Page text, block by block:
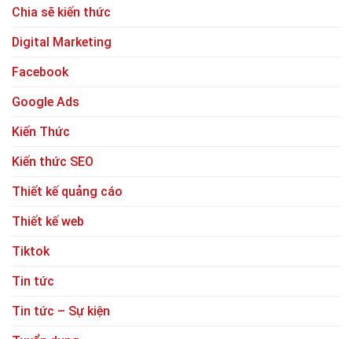
Chia sẽ kiến thức
Digital Marketing
Facebook
Google Ads
Kiến Thức
Kiến thức SEO
Thiết kế quảng cáo
Thiết kế web
Tiktok
Tin tức
Tin tức – Sự kiện